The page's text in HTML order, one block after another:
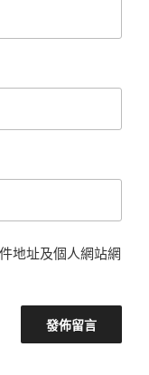
地址及個人網站網